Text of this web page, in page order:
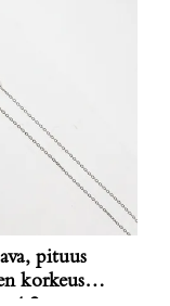
pituus
korkeus